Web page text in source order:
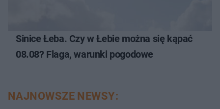
Sinice Łeba. Czy w Łebie można się kąpać
08.08? Flaga, warunki pogodowe
NAJNOWSZE NEWSY: